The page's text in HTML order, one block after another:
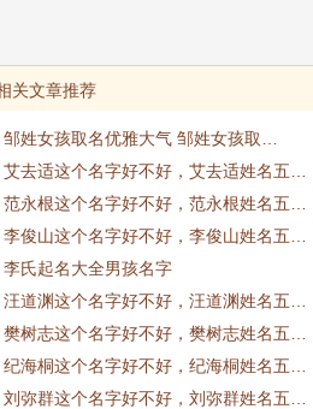
关文章推荐
邹姓女孩取名优雅大气 邹姓女孩取…
艾去适这个名字好不好，艾去适姓名五…
范永根这个名字好不好，范永根姓名五…
李俊山这个名字好不好，李俊山姓名五…
李氏起名大全男孩名字
汪道渊这个名字好不好，汪道渊姓名五…
樊树志这个名字好不好，樊树志姓名五…
纪海桐这个名字好不好，纪海桐姓名五…
刘弥群这个名字好不好，刘弥群姓名五…